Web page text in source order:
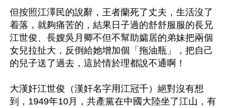
但按照江澤民的說辭，王者蘭死了丈夫，生活沒了
着落，就夠痛苦的，結果日子過的舒舒服服的長兄
江世俊、長嫂吳月卿不但不幫助孀居的弟妹把兩個
女兒拉扯大，反倒給她增加個「拖油瓶」，把自己
的兒子送了過去，這於情於理都說不通啊！
大漢奸江世俊（漢奸名字用江冠千）絕對沒有想
到，1949年10月，共產黨在中國大陸坐了江山，有